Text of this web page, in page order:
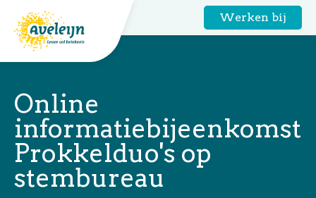
Werken bij
Online
informatiebijeenkomst
Prokkelduo's op
stembureau